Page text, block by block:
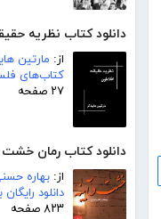
دانلود کتاب نظریه
از: مارتین
کتاب‌های
۲۷ صفحه
دانلود کتاب رمان خشت
از: بهاره
دانلود
۸۲۳ صفحه